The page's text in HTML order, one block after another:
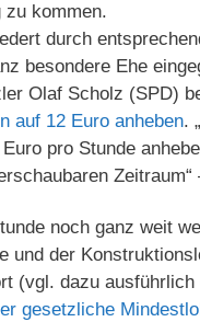
zu kommen.
durch
besondere Ehe
Olaf Scholz (SPD)
auf 12 Euro anheben.
pro Stunde
noch ganz weit
und der
(vgl. dazu
gesetzliche